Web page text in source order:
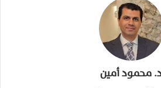
محمود أمين